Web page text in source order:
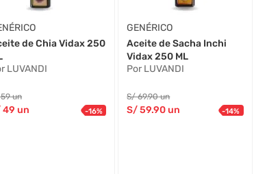
de Chia Vidax 250
LUVANDI
59 un
49 un -16%
GENÉRICO
Aceite de Sacha Inchi
Vidax 250 ML
Por LUVANDI
S/69.90 un
S/59.90un -14%